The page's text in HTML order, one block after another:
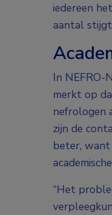
iedereen
aantal stijgt
In NEFRO-
merkt op
nefrologen
zijn de
beter, want
“Het